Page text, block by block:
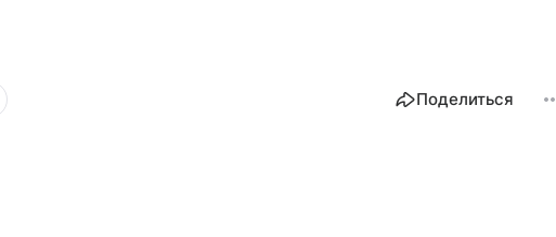
Поделиться